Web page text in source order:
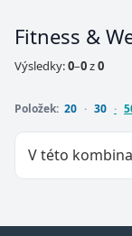
Fitness &
Výsledky:0–0z0
Položek: 20 30
V této